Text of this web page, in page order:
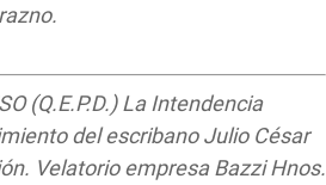
(Q.E.P.D.) La Intendencia
del escribano Julio César
Velatorio empresa Bazzi Hnos.